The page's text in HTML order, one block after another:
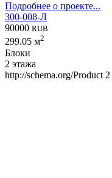
Подробнее о проекте...
300-008-Л
90000 RUB
299.05 м2
Блоки
2 этажа
http://schema.org/Product 2